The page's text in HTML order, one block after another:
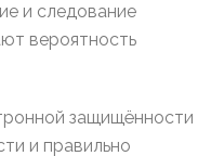
и следование
вероятность
защищённости
и правильно